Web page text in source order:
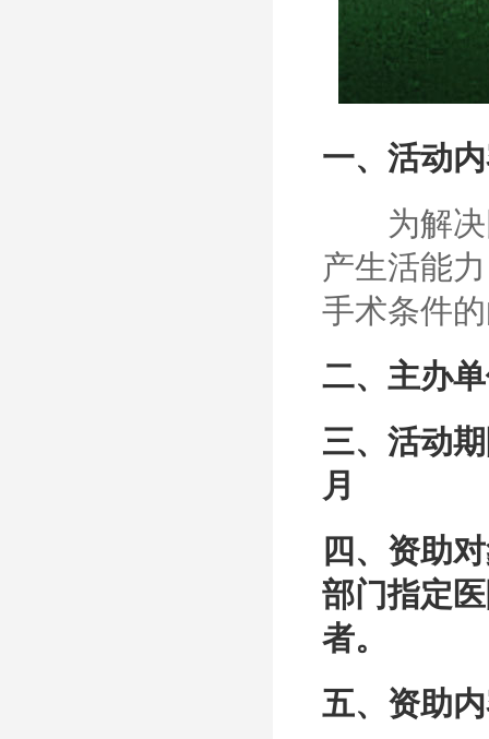
一、活动
为解决因
产生活能
手术条件
二、主办
三、活动
月
四、资助
部门指定
者。
五、资助